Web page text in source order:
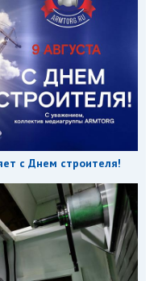
с Днем строителя!